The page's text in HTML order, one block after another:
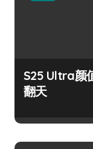
S25 Ultra颜
翻天